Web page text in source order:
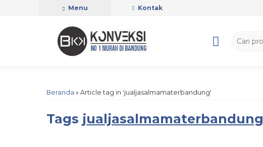
Menu Kontak
Beranda » Article tag in 'jualjasalmamaterbandung'
Tags jualjasalmamaterbandung